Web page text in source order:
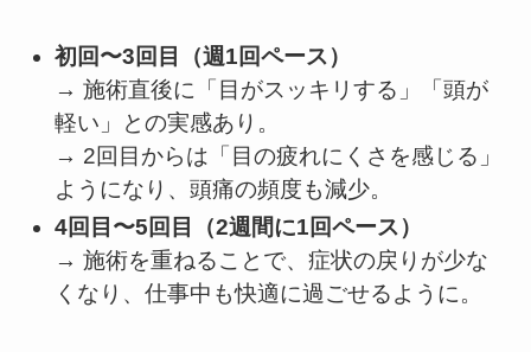
初回〜3回目（週1回ペース）
→ 施術直後に「目がスッキリする」「頭が
軽い」との実感あり。
→ 2回目からは「目の疲れにくさを感じる」
ようになり、頭痛の頻度も減少。
4回目〜5回目（2週間に1回ペース）
→ 施術を重ねることで、症状の戻りが少な
くなり、仕事中も快適に過ごせるように。